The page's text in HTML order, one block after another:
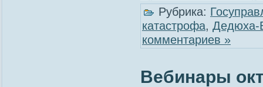
Рубрика:
катастрофа, Дедюха-
комментариев »
Вебинары